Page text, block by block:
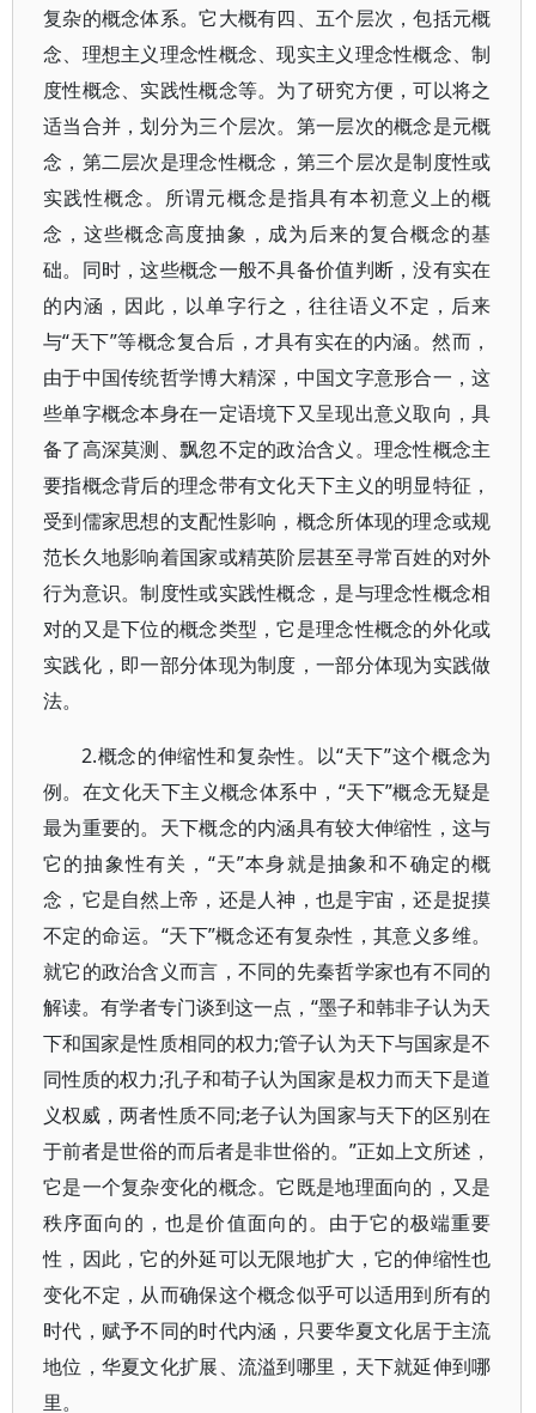
复杂的概念体系。它大概有四、五个层次，包括元概
念、理想主义理念性概念、现实主义理念性概念、制
度性概念、实践性概念等。为了研究方便，可以将之
适当合并，划分为三个层次。第一层次的概念是元概
念，第二层次是理念性概念，第三个层次是制度性或
实践性概念。所谓元概念是指具有本初意义上的概
念，这些概念高度抽象，成为后来的复合概念的基
础。同时，这些概念一般不具备价值判断，没有实在
的内涵，因此，以单字行之，往往语义不定，后来
与“天下”等概念复合后，才具有实在的内涵。然而，
由于中国传统哲学博大精深，中国文字意形合一，这
些单字概念本身在一定语境下又呈现出意义取向，具
备了高深莫测、飘忽不定的政治含义。理念性概念主
要指概念背后的理念带有文化天下主义的明显特征，
受到儒家思想的支配性影响，概念所体现的理念或规
范长久地影响着国家或精英阶层甚至寻常百姓的对外
行为意识。制度性或实践性概念，是与理念性概念相
对的又是下位的概念类型，它是理念性概念的外化或
实践化，即一部分体现为制度，一部分体现为实践做
法。
2.概念的伸缩性和复杂性。以“天下”这个概念为
例。在文化天下主义概念体系中，“天下”概念无疑是
最为重要的。天下概念的内涵具有较大伸缩性，这与
它的抽象性有关，“天”本身就是抽象和不确定的概
念，它是自然上帝，还是人神，也是宇宙，还是捉摸
不定的命运。“天下”概念还有复杂性，其意义多维。
就它的政治含义而言，不同的先秦哲学家也有不同的
解读。有学者专门谈到这一点，“墨子和韩非子认为天
下和国家是性质相同的权力;管子认为天下与国家是不
同性质的权力;孔子和荀子认为国家是权力而天下是道
义权威，两者性质不同;老子认为国家与天下的区别在
于前者是世俗的而后者是非世俗的。”正如上文所述，
它是一个复杂变化的概念。它既是地理面向的，又是
秩序面向的，也是价值面向的。由于它的极端重要
性，因此，它的外延可以无限地扩大，它的伸缩性也
变化不定，从而确保这个概念似乎可以适用到所有的
时代，赋予不同的时代内涵，只要华夏文化居于主流
地位，华夏文化扩展、流溢到哪里，天下就延伸到哪
里。